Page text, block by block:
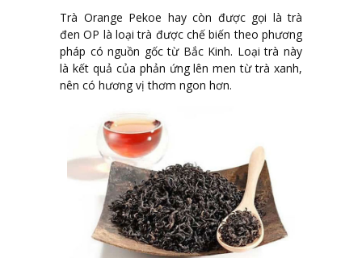
Trà Orange Pekoe hay còn được gọi là trà
đen OP là loại trà được chế biến theo phương
pháp có nguồn gốc từ Bắc Kinh. Loại trà này
là kết quả của phản ứng lên men từ trà xanh,
nên có hương vị thơm ngon hơn.